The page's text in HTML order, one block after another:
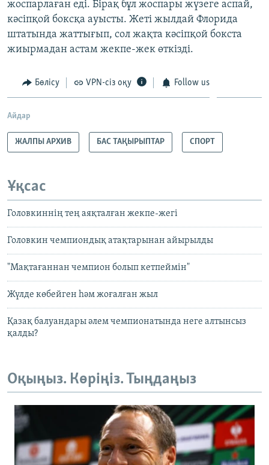
жоспарлаған еді. Бірақ бұл жоспары жүзеге аспай,
кәсіпқой боксқа ауысты. Жеті жылдай Флорида
штатында жаттығып, сол жақта кәсіпқой бокста
жиырмадан астам жекпе-жек өткізді.
Бөлісу VPN-сіз оқу Follow us
Айдар
ЖАЛПЫ АРХИВ БАС ТАҚЫРЫПТАР СПОРТ
Ұқсас
Головкиннің тең аяқталған жекпе-жегі
Головкин чемпиондық атақтарынан айырылды
"Мақтағаннан чемпион болып кетпеймін"
Жүлде көбейген һәм жоғалған жыл
Қазақ балуандары әлем чемпионатында неге алтынсыз
қалды?
Оқыңыз. Көріңіз. Тыңдаңыз